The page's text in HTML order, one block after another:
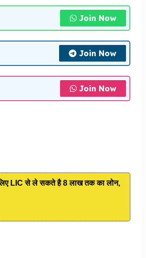
Join Now
Join Now
Join Now
LIC से ले सकते है 8 लाख तक का लोन,